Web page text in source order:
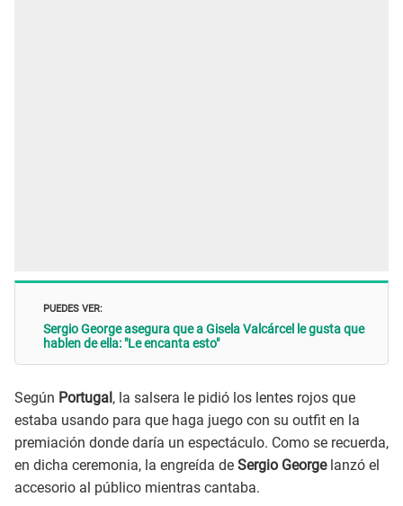
PUEDES VER:
Sergio George asegura que a Gisela Valcárcel le gusta que
hablen de ella: "Le encanta esto"
Según Portugal, la salsera le pidió los lentes rojos que
estaba usando para que haga juego con su outfit en la
premiación donde daría un espectáculo. Como se recuerda,
en dicha ceremonia, la engreída de Sergio Georgelanzó el
accesorio al público mientras cantaba.